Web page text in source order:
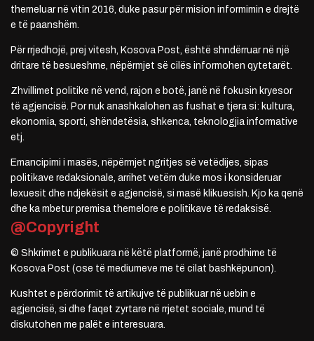
themeluar në vitin 2016, duke pasur për mision informimin e drejtë
e të paanshëm.
Për rrjedhojë, prej vitesh, Kosova Post, është shndërruar në një
dritare të besueshme, nëpërmjet së cilës informohen qytetarët.
Zhvillimet politike në vend, rajon e botë, janë në fokusin kryesor
të agjencisë. Por nuk anashkalohen as fushat e tjera si: kultura,
ekonomia, sporti, shëndetësia, shkenca, teknologjia informative
etj.
Emancipimi i masës, nëpërmjet ngritjes së vetëdijes, sipas
politikave redaksionale, arrihet vetëm duke mos i konsideruar
lexuesit dhe ndjekësit e agjencisë, si masë klikuesish. Kjo ka qenë
dhe ka mbetur premisa themelore e politikave të redaksisë.
@Copyright
© Shkrimet e publikuara në këtë platformë, janë prodhime të
Kosova Post (ose të mediumeve me të cilat bashkëpunon).
Kushtet e përdorimit të artikujve të publikuar në uebin e
agjencisë, si dhe faqet zyrtare në rrjetet sociale, mund të
diskutohen me palët e interesuara.